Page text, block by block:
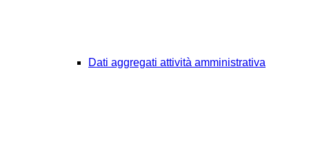
Dati aggregati attività amministrativa